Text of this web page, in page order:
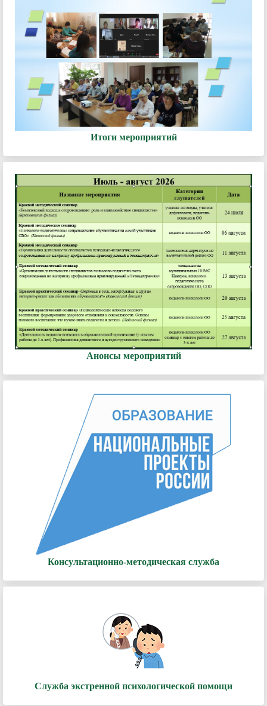
Итоги мероприятий
Анонсы мероприятий
Консультационно-методическая служба
Служба экстренной психологической помощи